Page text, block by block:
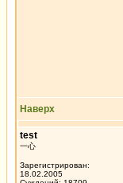
Наверх
test
一心
Зарегистрирован:
18.02.2005